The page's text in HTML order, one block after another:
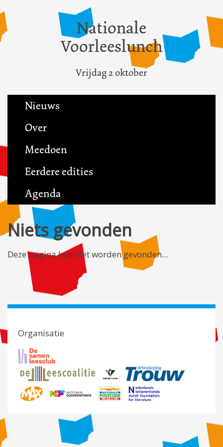
Nationale
Voorleeslunch
Vrijdag 2 oktober
Nieuws
Over
Meedoen
Eerdere edities
Agenda
Niets gevonden
Deze pagina kon niet worden gevonden...
Organisatie